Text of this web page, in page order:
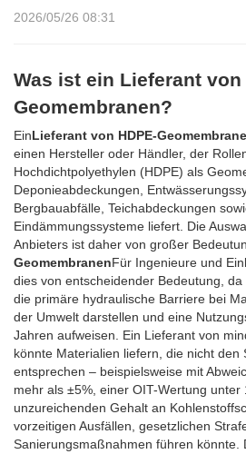
2026/05/26 08:31
Was ist ein Lieferant von
Geomembranen?
EinLieferant von HDPE-
einen Hersteller oder Händler, der
Hochdichtpolyethylen (HDPE) als
Deponieabdeckungen,
Bergbauabfälle, Teichabdeckungen
Eindämmungssysteme liefert. Die
Anbieters ist daher von großer
GeomembranenFür Ingenieure und
dies von entscheidender Bedeutung,
die primäre hydraulische Barriere bei
der Umwelt darstellen und eine
Jahren aufweisen. Ein Lieferant von
könnte Materialien liefern, die nicht den
entsprechen – beispielsweise mit
mehr als ±5%, einer OIT-Wertung
unzureichenden Gehalt an
vorzeitigen Ausfällen, gesetzlichen
Sanierungsmaßnahmen führen könnte.